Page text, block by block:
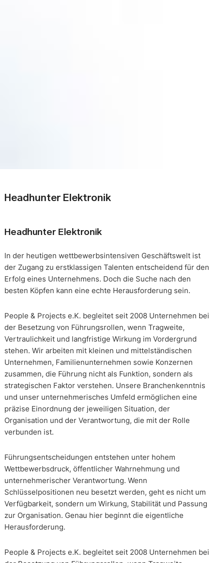
Headhunter Elektronik
Headhunter Elektronik
In der heutigen wettbewerbsintensiven Geschäftswelt ist
der Zugang zu erstklassigen Talenten entscheidend für den
Erfolg eines Unternehmens. Doch die Suche nach den
besten Köpfen kann eine echte Herausforderung sein.
People & Projects e.K. begleitet seit 2008 Unternehmen bei
der Besetzung von Führungsrollen, wenn Tragweite,
Vertraulichkeit und langfristige Wirkung im Vordergrund
stehen. Wir arbeiten mit kleinen und mittelständischen
Unternehmen, Familienunternehmen sowie Konzernen
zusammen, die Führung nicht als Funktion, sondern als
strategischen Faktor verstehen. Unsere Branchenkenntnis
und unser unternehmerisches Umfeld ermöglichen eine
präzise Einordnung der jeweiligen Situation, der
Organisation und der Verantwortung, die mit der Rolle
verbunden ist.
Führungsentscheidungen entstehen unter hohem
Wettbewerbsdruck, öffentlicher Wahrnehmung und
unternehmerischer Verantwortung. Wenn
Schlüsselpositionen neu besetzt werden, geht es nicht um
Verfügbarkeit, sondern um Wirkung, Stabilität und Passung
zur Organisation. Genau hier beginnt die eigentliche
Herausforderung.
People & Projects e.K. begleitet seit 2008 Unternehmen bei